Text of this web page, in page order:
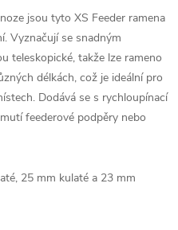
jsou tyto XS Feeder ramena
Vyznačují se snadným
teleskopické, takže lze rameno
délkách, což je ideální pro
Dodává se s rychloupínací
feederové podpěry nebo
25 mm kulaté a 23 mm